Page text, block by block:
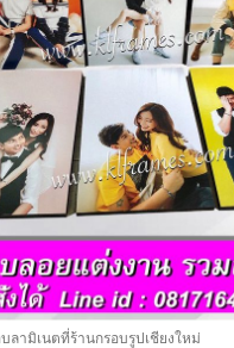
ลามิเนตที่ร้านกรอบรูปเชียงใหม่